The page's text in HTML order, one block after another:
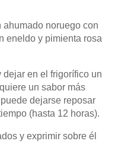
ahumado noruego con
eneldo y pimienta rosa
en el frigorífico un
un sabor más
dejarse reposar
(hasta 12 horas).
y exprimir sobre él